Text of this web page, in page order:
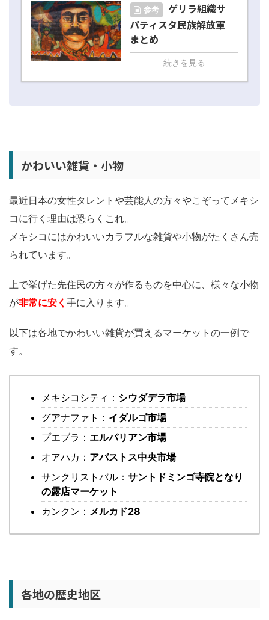
参考
ゲリラ組織サ
パティスタ民族解放軍
まとめ
続きを見る
かわいい雑貨・小物
最近日本の女性タレントや芸能人の方々やこぞってメキシ
コに行く理由は恐らくこれ。
メキシコにはかわいいカラフルな雑貨や小物がたくさん売
られています。
上で挙げた先住民の方々が作るものを中心に、様々な小物
が非常に安く 手に入ります。
以下は各地でかわいい雑貨が買えるマーケットの一例で
す。
メキシコシティ： シウダデラ市場
グアナファト： イダルゴ市場
プエブラ： エルパリアン市場
オアハカ： アバストス中央市場
サンクリストバル： サントドミンゴ寺院となり
の露店マーケット
カンクン： メルカド28
各地の歴史地区